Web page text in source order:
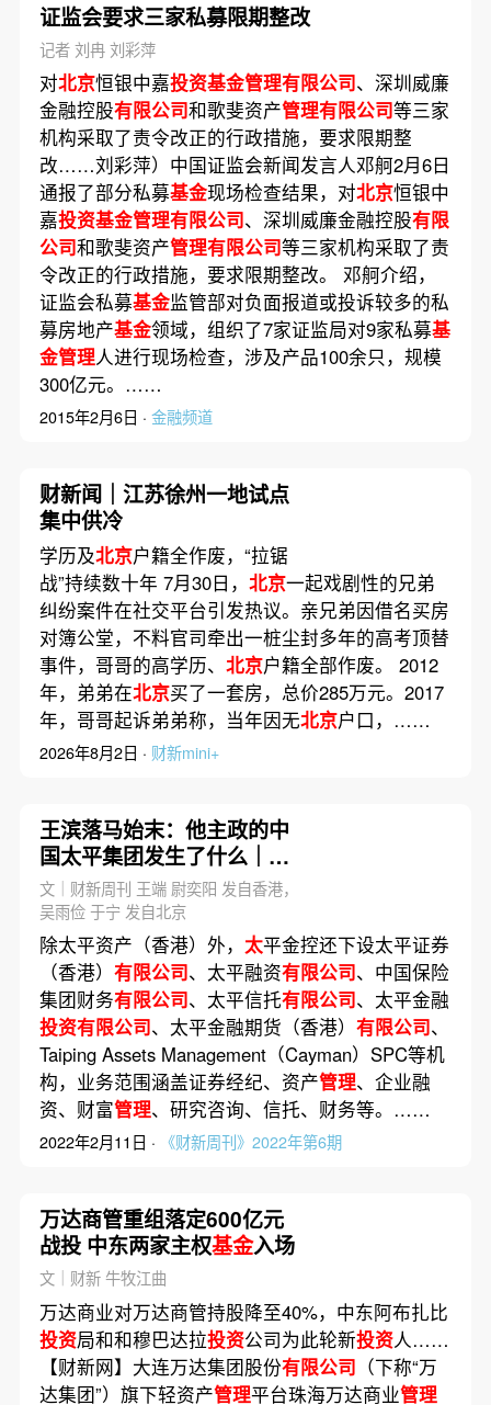
证监会要求三家私募限期整改
记者 刘冉 刘彩萍
对北京恒银中嘉投资基金管理有限公司、深圳威廉
金融控股有限公司和歌斐资产管理有限公司等三家
机构采取了责令改正的行政措施，要求限期整
改……刘彩萍）中国证监会新闻发言人邓舸2月6日
通报了部分私募基金现场检查结果，对北京恒银中
嘉投资基金管理有限公司、深圳威廉金融控股有限
公司和歌斐资产管理有限公司等三家机构采取了责
令改正的行政措施，要求限期整改。 邓舸介绍，
证监会私募基金监管部对负面报道或投诉较多的私
募房地产基金领域，组织了7家证监局对9家私募基
金管理人进行现场检查，涉及产品100余只，规模
300亿元。……
2015年2月6日 · 金融频道
财新闻｜江苏徐州一地试点
集中供冷
学历及北京户籍全作废，“拉锯
战”持续数十年 7月30日， 北京一起戏剧性的兄弟
纠纷案件在社交平台引发热议。亲兄弟因借名买房
对簿公堂，不料官司牵出一桩尘封多年的高考顶替
事件，哥哥的高学历、 北京户籍全部作废。 2012
年，弟弟在北京买了一套房，总价285万元。2017
年，哥哥起诉弟弟称，当年因无北京户口，……
2026年8月2日 · 财新mini+
王滨落马始末：他主政的中
国太平集团发生了什么｜市
场解码
文｜财新周刊 王端 尉奕阳 发自香港，
吴雨俭 于宁 发自北京
除太平资产（香港）外， 太平金控还下设太平证券
（香港） 有限公司、太平融资有限公司、中国保险
集团财务有限公司、太平信托有限公司、太平金融
投资有限公司、太平金融期货（香港） 有限公司、
Taiping Assets Management（Cayman）SPC等机
构，业务范围涵盖证券经纪、资产管理、企业融
资、财富管理、研究咨询、信托、财务等。……
2022年2月11日 · 《财新周刊》2022年第6期
万达商管重组落定600亿元
战投 中东两家主权基金入场
文｜财新 牛牧江曲
万达商业对万达商管持股降至40%，中东阿布扎比
投资局和和穆巴达拉投资公司为此轮新投资人……
【财新网】大连万达集团股份有限公司 （下称“万
达集团”）旗下轻资产管理平台珠海万达商业管理